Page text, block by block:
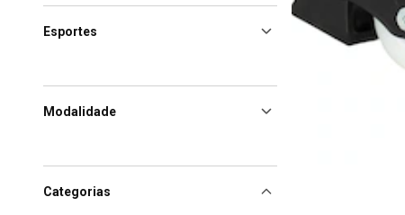
Esportes
Modalidade
Categorias